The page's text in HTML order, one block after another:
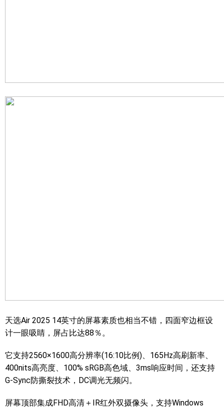
天选Air 2025 14英寸的屏幕素质也相当不错，四面窄边框设
计一眼吸睛，屏占比达88％。
它支持2560×1600高分辨率(16:10比例)、165Hz高刷新率、
400nits高亮度、100% sRGB高色域、3ms响应时间，还支持
G-Sync防撕裂技术，DC调光无频闪。
屏幕顶部集成FHD高清＋IR红外双摄像头，支持Windows